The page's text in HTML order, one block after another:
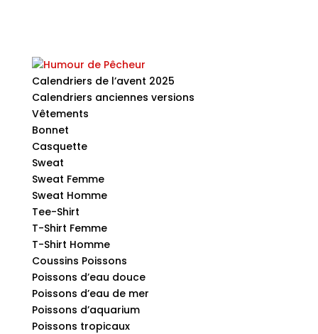
Calendriers de l’avent 2025
Calendriers anciennes versions
Vêtements
Bonnet
Casquette
Sweat
Sweat Femme
Sweat Homme
Tee-Shirt
T-Shirt Femme
T-Shirt Homme
Coussins Poissons
Poissons d’eau douce
Poissons d’eau de mer
Poissons d’aquarium
Poissons tropicaux